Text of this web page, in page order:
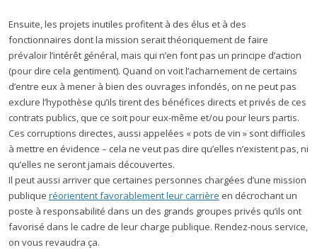
Ensuite, les projets inutiles profitent à des élus et à des
fonctionnaires dont la mission serait théoriquement de faire
prévaloir l’intérêt général, mais qui n’en font pas un principe d’action
(pour dire cela gentiment). Quand on voit l’acharnement de certains
d’entre eux à mener à bien des ouvrages infondés, on ne peut pas
exclure l’hypothèse qu’ils tirent des bénéfices directs et privés de ces
contrats publics, que ce soit pour eux-même et/ou pour leurs partis.
Ces corruptions directes, aussi appelées « pots de vin » sont difficiles
à mettre en évidence – cela ne veut pas dire qu’elles n’existent pas, ni
qu’elles ne seront jamais découvertes.
Il peut aussi arriver que certaines personnes chargées d’une mission
publique réorientent favorablement leur carrière en décrochant un
poste à responsabilité dans un des grands groupes privés qu’ils ont
favorisé dans le cadre de leur charge publique. Rendez-nous service,
on vous revaudra ça.